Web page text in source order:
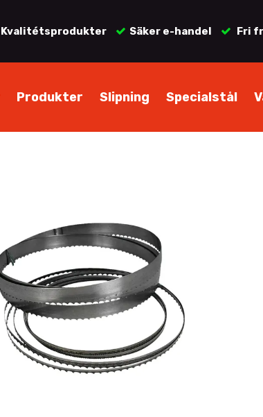
Kvalitétsprodukter Säker e-handel Fri
Produkter Slipning Specialstål